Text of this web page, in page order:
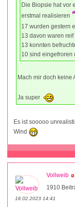
Die Biopsie hat vor
erstmal realisieren
17 wurden gestern
13 davon waren reif
13 konnten
10 sind eingefroren
Mach mir doch keine
Ja super
Es ist sooooo
Wind
Vollweib
1910
18.02.2023 14:41